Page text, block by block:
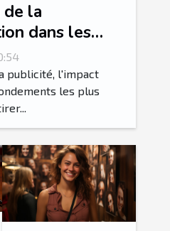
la
dans les
publicité, l'impact
les plus